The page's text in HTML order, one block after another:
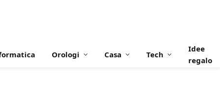
Orologi Casa Tech
Idee
regalo